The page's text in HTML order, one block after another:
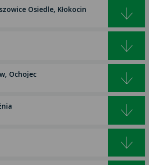
Osiedle, Kłokocin
Ochojec